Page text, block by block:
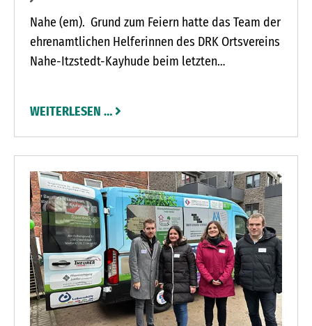
Nahe (em). Grund zum Feiern hatte das Team der
ehrenamtlichen Helferinnen des DRK Ortsvereins
Nahe-Itzstedt-Kayhude beim letzten
genau 50 Jahren – gründete sich der Ortsverein.
Bereits rund zehn Jahre zuvor fanden die ersten
DRK-Blutspendetermine in der Gemeinde statt.
„Wir sind stolz darauf, dass wir als Ortsverein
seit einem halben Jahrhundert so viele Projekte
unterstützen konnten und auch die Blutspende
schon so lange begleiten“, sagt Hildegard
Hartwich, seit knapp 25 Jahren Mitglied des
Ortsvereins und seit 2016 dessen erste
Vorsitzende. „Wir alle möchten anderen
Menschen helfen. Das Rote Kreuz tragen wir im
WEITERLESEN …